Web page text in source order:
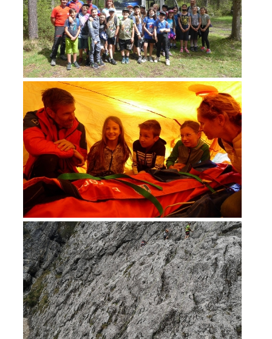
Mountain Rescue